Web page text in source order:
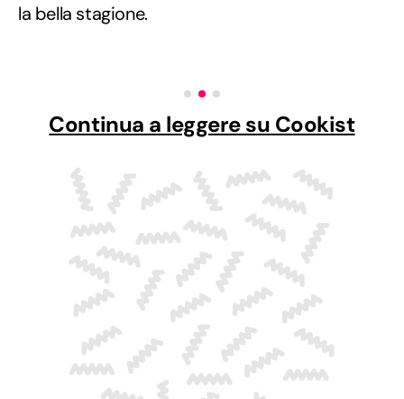
la bella stagione.
Continua a leggere su Cookist